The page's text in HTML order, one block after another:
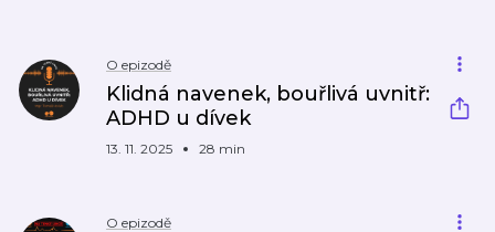
O epizodě
Klidná navenek, bouřlivá uvnitř:
ADHD u dívek
13. 11. 2025 28 min
O epizodě